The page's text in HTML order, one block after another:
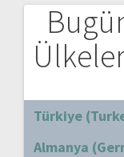
Türkiye
Almanya